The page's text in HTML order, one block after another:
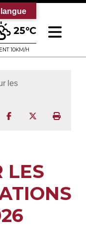
le site officiel de la
25°C
10KM/H
les
Partager surPartager sur
LES